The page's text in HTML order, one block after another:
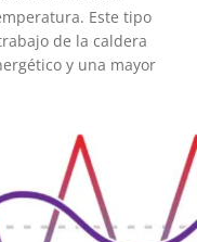
Este tipo
de la caldera
y una mayor